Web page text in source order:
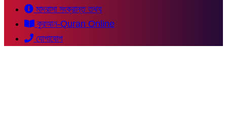
মাদরাসা সংক্রান্ত তথ্য
কুরআন-Quran Online
যোগাযোগ